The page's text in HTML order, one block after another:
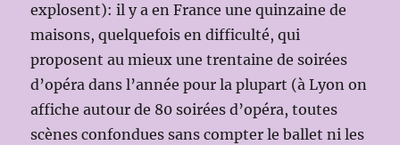
explosent): il y a en France une quinzaine de
maisons, quelquefois en difficulté, qui
proposent au mieux une trentaine de soirées
d’opéra dans l’année pour la plupart (à Lyon on
affiche autour de 80 soirées d’opéra, toutes
scènes confondues sans compter le ballet ni les